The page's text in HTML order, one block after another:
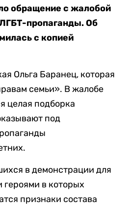
обращение с жалобой
пропаганды. Об
с копией
Ольга Баранец, которая
семьи». В жалобе
целая подборка
под
в демонстрации для
в которых
признаки состава